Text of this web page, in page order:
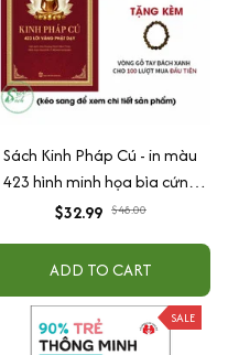
Sách Kinh Pháp Cú - in màu
423 hình minh họa bìa cứng
cao cấp + tặng kèm vòng tay
$32.99 $48.00
ADD TO CART
SALE